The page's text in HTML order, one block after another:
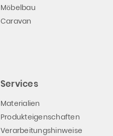
Möbelbau
Caravan
Services
Materialien
Produkteigenschaften
Verarbeitungshinweise